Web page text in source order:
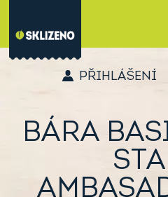
PŘIHLÁŠENÍ
BÁRA